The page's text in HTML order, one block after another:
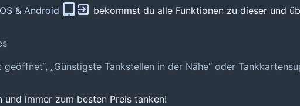
& Android
bekommst du alle Funktionen zu dieser und
„Günstigste Tankstellen in der Nähe“ oder
immer zum besten Preis tanken!